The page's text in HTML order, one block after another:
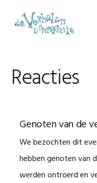
Reacties
Genoten van de
We bezochten dit
hebben genoten van
werden ontroerd en